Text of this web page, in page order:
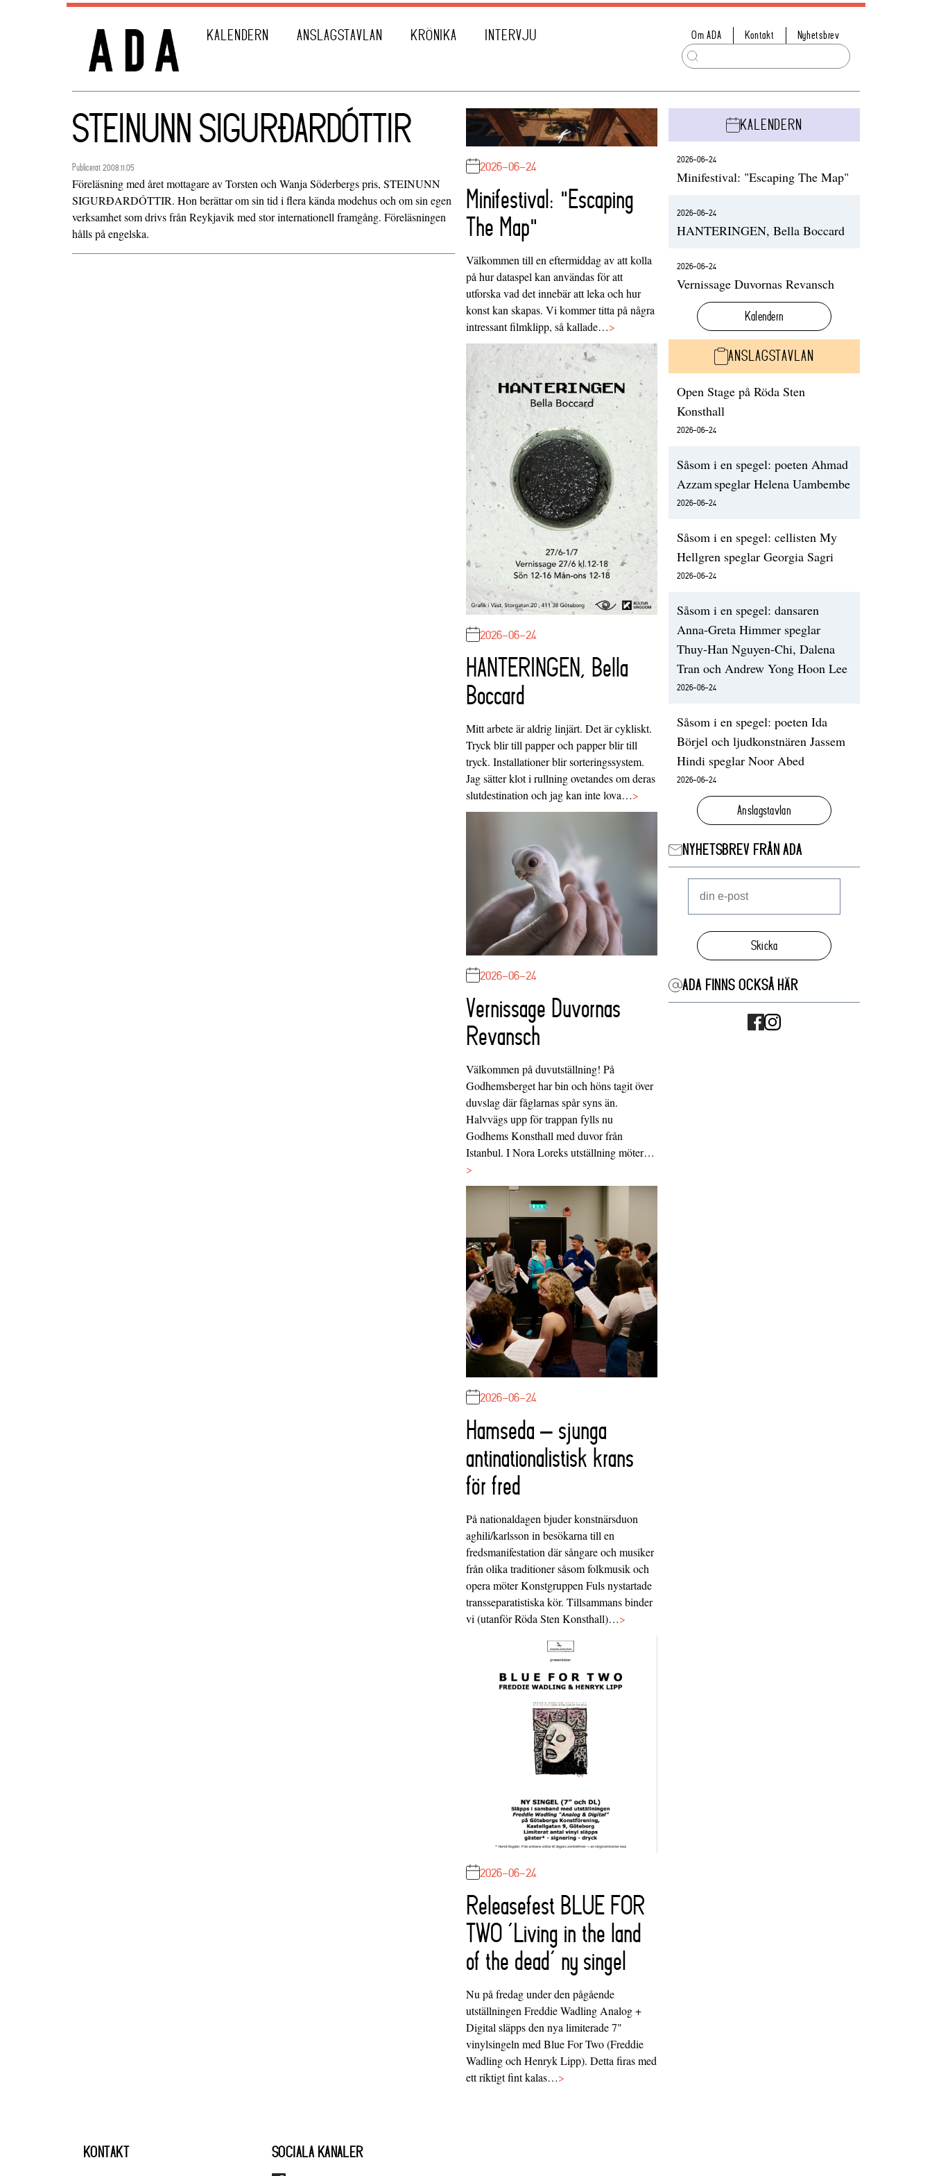
KALENDERN ANSLAGSTAVLAN KRÖNIKA INTERVJU Om ADA Kontakt Nyhetsbrev
STEINUNN SIGURÐARDÓTTIR
Publicerat 2008.11.05
Föreläsning med året mottagare av Torsten och Wanja Söderbergs pris, STEINUNN
SIGURÐARDÓTTIR. Hon berättar om sin tid i flera kända modehus och om sin egen
verksamhet som drivs från Reykjavik med stor internationell framgång. Föreläsningen
hålls på engelska.
2026-06-24
Minifestival: "Escaping
The Map"
Välkommen till en eftermiddag av att kolla
på hur dataspel kan användas för att
utforska vad det innebär att leka och hur
konst kan skapas. Vi kommer titta på några
intressant filmklipp, så kallade…>
2026-06-24
HANTERINGEN, Bella
Boccard
Mitt arbete är aldrig linjärt. Det är cykliskt.
Tryck blir till papper och papper blir till
tryck. Installationer blir sorteringssystem.
Jag sätter klot i rullning ovetandes om deras
slutdestination och jag kan inte lova…>
2026-06-24
Vernissage Duvornas
Revansch
Välkommen på duvutställning! På
Godhemsberget har bin och höns tagit över
duvslag där fåglarnas spår syns än.
Halvvägs upp för trappan fylls nu
Godhems Konsthall med duvor från
Istanbul. I Nora Loreks utställning möter…
>
2026-06-24
Hamseda – sjunga
antinationalistisk krans
för fred
På nationaldagen bjuder konstnärsduon
aghili/karlsson in besökarna till en
fredsmanifestation där sångare och musiker
från olika traditioner såsom folkmusik och
opera möter Konstgruppen Fuls nystartade
transseparatistiska kör. Tillsammans binder
vi (utanför Röda Sten Konsthall)…>
2026-06-24
Releasefest BLUE FOR
TWO ‘Living in the land
of the dead’ ny singel
Nu på fredag under den pågående
utställningen Freddie Wadling Analog +
Digital släpps den nya limiterade 7"
vinylsingeln med Blue For Two (Freddie
Wadling och Henryk Lipp). Detta firas med
ett riktigt fint kalas…>
KALENDERN
2026-06-24
Minifestival: "Escaping The Map"
2026-06-24
HANTERINGEN, Bella Boccard
2026-06-24
Vernissage Duvornas Revansch
Kalendern
ANSLAGSTAVLAN
Open Stage på Röda Sten
Konsthall
2026-06-24
Såsom i en spegel: poeten Ahmad
Azzam speglar Helena Uambembe
2026-06-24
Såsom i en spegel: cellisten My
Hellgren speglar Georgia Sagri
2026-06-24
Såsom i en spegel: dansaren
Anna-Greta Himmer speglar
Thuy-Han Nguyen-Chi, Dalena
Tran och Andrew Yong Hoon Lee
2026-06-24
Såsom i en spegel: poeten Ida
Börjel och ljudkonstnären Jassem
Hindi speglar Noor Abed
2026-06-24
Anslagstavlan
NYHETSBREV FRÅN ADA
Skicka
ADA FINNS OCKSÅ HÄR
KONTAKT SOCIALA KANALER